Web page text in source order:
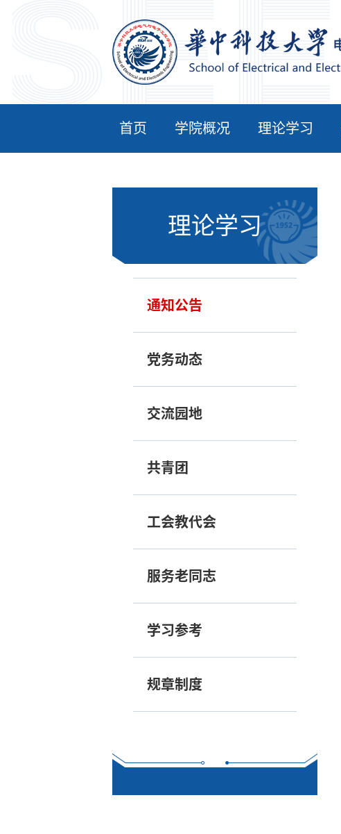
首页 学院概况 理论学习
理论学习
通知公告
党务动态
交流园地
共青团
工会教代会
服务老同志
学习参考
规章制度